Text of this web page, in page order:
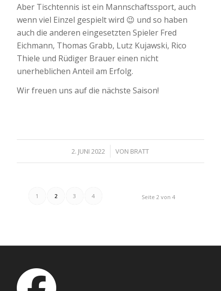
Aber Tischtennis ist ein Mannschaftssport, auch
wenn viel Einzel gespielt wird 😉 und so haben
auch die anderen eingesetzten Spieler Fred
Eichmann, Thomas Grabb, Lutz Kujawski, Rico
Thiele und Rüdiger Brauer einen nicht
unerheblichen Anteil am Erfolg.
Wir freuen uns auf die nächste Saison!
2. JUNI 2022
/ VON BRATT
Seite 2 von 4
1 2 3 4